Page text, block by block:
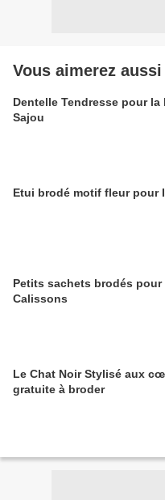
Vous aimerez aussi
Dentelle Tendresse pour la
Sajou
Etui brodé motif fleur pour
Petits sachets brodés pour
Calissons
Le Chat Noir Stylisé aux
gratuite à broder